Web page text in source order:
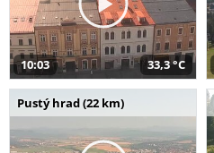
10:03 33,3 °C
Pustý hrad (22 km)